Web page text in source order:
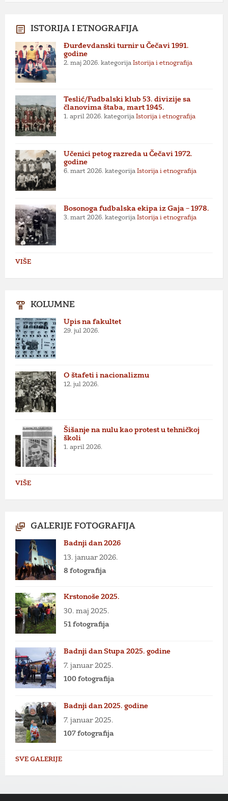
ISTORIJA I ETNOGRAFIJA
Đurđevdanski turnir u Čečavi 1991.
godine
2. maj 2026. kategorija Istorija i etnografija
Teslić/Fudbalski klub 53. divizije sa
članovima štaba, mart 1945.
1. april 2026. kategorija Istorija i etnografija
Učenici petog razreda u Čečavi 1972.
godine
6. mart 2026. kategorija Istorija i etnografija
Bosonoga fudbalska ekipa iz Gaja – 1978.
3. mart 2026. kategorija Istorija i etnografija
VIŠE
KOLUMNE
Upis na fakultet
29. jul 2026.
O štafeti i nacionalizmu
12. jul 2026.
Šišanje na nulu kao protest u tehničkoj
školi
1. april 2026.
VIŠE
GALERIJE FOTOGRAFIJA
Badnji dan 2026
13. januar 2026.
8 fotografija
Krstonoše 2025.
30. maj 2025.
51 fotografija
Badnji dan Stupa 2025. godine
7. januar 2025.
100 fotografija
Badnji dan 2025. godine
7. januar 2025.
107 fotografija
SVE GALERIJE